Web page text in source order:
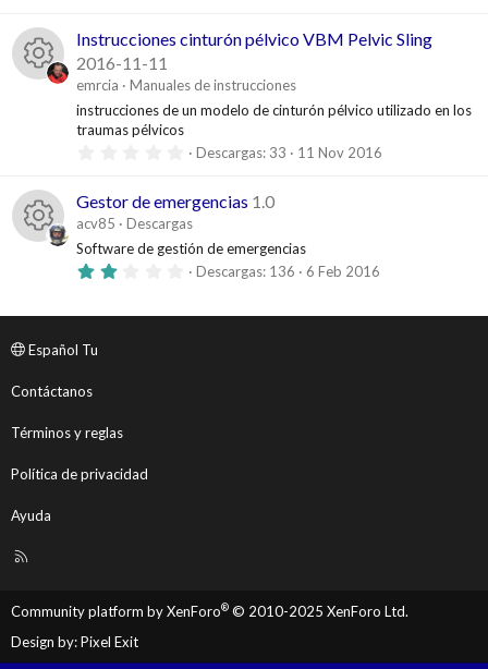
o
e
c
s
d
e
e
c
r
s
o
(
s
c
o
d
e
r
e
r
0
e
t
r
e
a
)
o
n
e
l
r
e
r
Instrucciones cinturón pélvico VBM Pelvic Sling
2016-11-11
emrcia
Manuales de instrucciones
instrucciones de un modelo de cinturón pélvico utilizado en los
traumas pélvicos
0
0
e
s
t
r
e
a
Descargas 33 11 Nov 2016
c
o
n
r
Gestor de emergencias 1.0
acv85
Descargas
Software de gestión de emergencias
2
0
Descargas 136 6 Feb 2016
Español Tu
Contáctanos
Términos y reglas
Política de privacidad
Ayuda
R
Community platform by XenForo® © 2010-2025 XenForo Ltd.
Design by:Pixel Exit